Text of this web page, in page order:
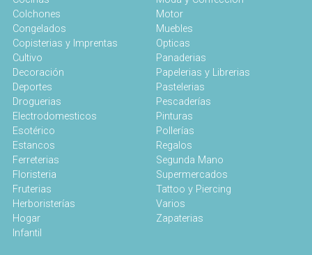
Colchones
Congelados
Copisterias y Imprentas
Cultivo
Decoración
Deportes
Droguerias
Electrodomesticos
Esotérico
Estancos
Ferreterias
Floristeria
Fruterias
Herboristerías
Hogar
Infantil
Motor
Muebles
Opticas
Panaderias
Papelerias y Librerias
Pastelerias
Pescaderías
Pinturas
Pollerías
Regalos
Segunda Mano
Supermercados
Tattoo y Piercing
Varios
Zapaterias